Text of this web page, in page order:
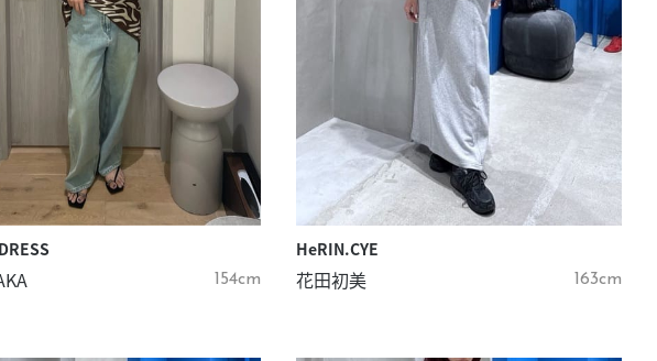
154cm
HeRIN.CYE
花田初美 163cm